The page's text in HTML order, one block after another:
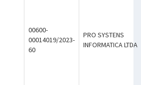
00600-
00014019/2023-
60
PRO SYSTENS
INFORMATICA LTDA